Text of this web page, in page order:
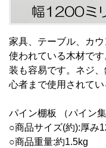
家具、テーブル、カ
使われている木材で
装も容易です。ネジ
心者まで使用されてい
パイン棚板 （パイン集
○商品サイズ(約):厚み
○商品重量:約1.5kg